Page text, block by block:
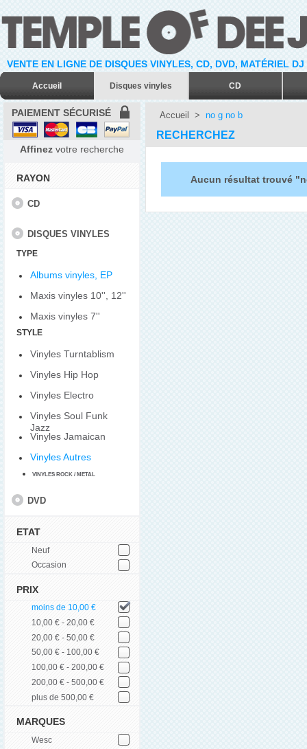
VENTE EN LIGNE DE DISQUES VINYLES, CD, DVD, MATÉRIEL
Accueil Disques vinyles CD
PAIEMENT SÉCURISÉ
Affinez votre recherche
RAYON
CD
DISQUES VINYLES
TYPE
Albums vinyles, EP
Maxis vinyles 10'', 12''
Maxis vinyles 7''
STYLE
Vinyles Turntablism
Vinyles Hip Hop
Vinyles Electro
Vinyles Soul Funk
Jazz
Vinyles Jamaican
Vinyles Autres
VINYLES ROCK / METAL
DVD
ETAT
Neuf
Occasion
PRIX
moins de 10,00 €
10,00 € - 20,00 €
20,00 € - 50,00 €
50,00 € - 100,00 €
100,00 € - 200,00 €
200,00 € - 500,00 €
plus de 500,00 €
MARQUES
Wesc
Accueil > no g no b
RECHERCHEZ
Aucun résultat trouvé